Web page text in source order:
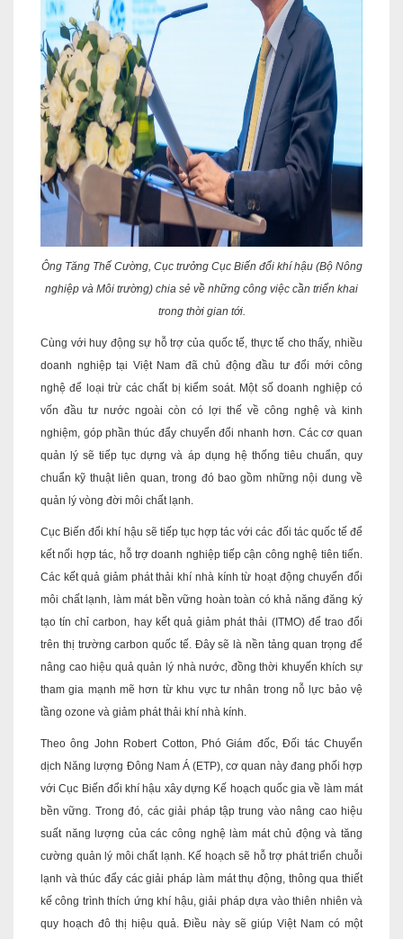
Ông Tăng Thế Cường, Cục trưởng Cục Biến đổi khí hậu (Bộ Nông
nghiệp và Môi trường) chia sẻ về những công việc cần triển khai
trong thời gian tới.
Cùng với huy động sự hỗ trợ của quốc tế, thực tế cho thấy, nhiều
doanh nghiệp tại Việt Nam đã chủ động đầu tư đổi mới công
nghệ để loại trừ các chất bị kiểm soát. Một số doanh nghiệp có
vốn đầu tư nước ngoài còn có lợi thế về công nghệ và kinh
nghiệm, góp phần thúc đẩy chuyển đổi nhanh hơn. Các cơ quan
quản lý sẽ tiếp tục dựng và áp dụng hệ thống tiêu chuẩn, quy
chuẩn kỹ thuật liên quan, trong đó bao gồm những nội dung về
quản lý vòng đời môi chất lạnh.
Cục Biến đổi khí hậu sẽ tiếp tục hợp tác với các đối tác quốc tế để
kết nối hợp tác, hỗ trợ doanh nghiệp tiếp cận công nghệ tiên tiến.
Các kết quả giảm phát thải khí nhà kính từ hoạt động chuyển đổi
môi chất lạnh, làm mát bền vững hoàn toàn có khả năng đăng ký
tạo tín chỉ carbon, hay kết quả giảm phát thải (ITMO) để trao đổi
trên thị trường carbon quốc tế. Đây sẽ là nền tảng quan trọng để
nâng cao hiệu quả quản lý nhà nước, đồng thời khuyến khích sự
tham gia mạnh mẽ hơn từ khu vực tư nhân trong nỗ lực bảo vệ
tầng ozone và giảm phát thải khí nhà kính.
Theo ông John Robert Cotton, Phó Giám đốc, Đối tác Chuyển
dịch Năng lượng Đông Nam Á (ETP), cơ quan này đang phối hợp
với Cục Biến đổi khí hậu xây dựng Kế hoạch quốc gia về làm mát
bền vững. Trong đó, các giải pháp tập trung vào nâng cao hiệu
suất năng lượng của các công nghệ làm mát chủ động và tăng
cường quản lý môi chất lạnh. Kế hoạch sẽ hỗ trợ phát triển chuỗi
lạnh và thúc đẩy các giải pháp làm mát thụ động, thông qua thiết
kế công trình thích ứng khí hậu, giải pháp dựa vào thiên nhiên và
quy hoạch đô thị hiệu quả. Điều này sẽ giúp Việt Nam có một